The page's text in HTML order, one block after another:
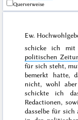
Querverweise
Ew.
schicke ich mit
politischen
für sich steht,
bemerkt hatte,
nicht, wohl
schickte ich
Redactionen,
dasselbe für sich